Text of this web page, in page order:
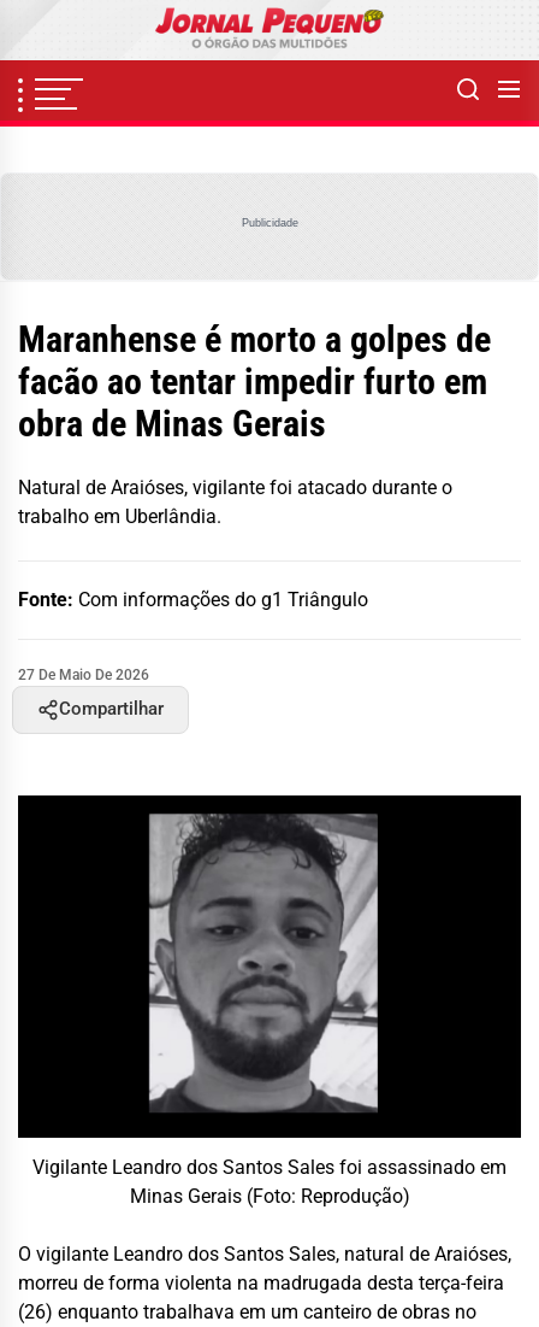
content
Publicidade
Maranhense é morto a golpes de
facão ao tentar impedir furto em
obra de Minas Gerais
Natural de Araióses, vigilante foi atacado durante o
trabalho em Uberlândia.
Fonte: Com informações do g1 Triângulo
27 De Maio De 2026
Compartilhar
Vigilante Leandro dos Santos Sales foi assassinado em
Minas Gerais (Foto: Reprodução)
O vigilante Leandro dos Santos Sales, natural de Araióses,
morreu de forma violenta na madrugada desta terça-feira
(26) enquanto trabalhava em um canteiro de obras no